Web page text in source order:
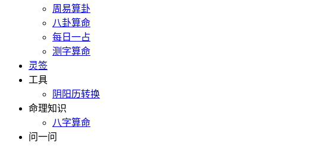
周易算卦
八卦算命
每日一占
测字算命
灵签
工具
阴阳历转换
命理知识
八字算命
问一问